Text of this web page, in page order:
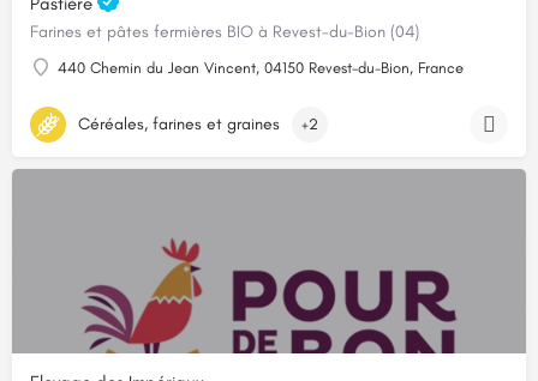
Farines et pâtes fermières BIO à Revest-du-Bion (04)
440 Chemin du Jean Vincent, 04150 Revest-du-Bion, France
Céréales, farines et graines +2